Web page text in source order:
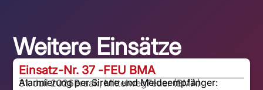
Weitere Einsätze
Einsatz-Nr. 37 -FEU BMA
31. Juli 2026Braak, MittelwegFeuer (BMA)
Alarmierung per Sirene und Meldeempfänger: